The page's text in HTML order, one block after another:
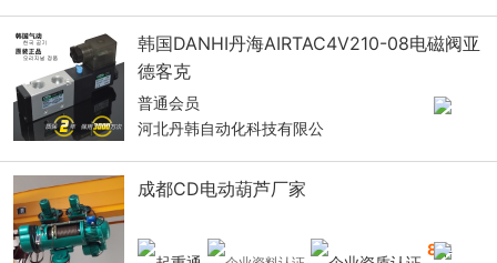
韩国DANHI丹海AIRTAC4V210-08电磁阀亚
德客克
普通会员
河北丹韩自动化科技有限公
成都CD电动葫芦厂家
8年